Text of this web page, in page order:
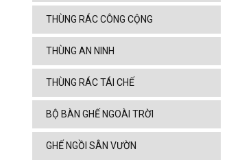
THÙNG RÁC CÔNG CỘNG
THÙNG AN NINH
THÙNG RÁC TÁI CHẾ
BỘ BÀN GHẾ NGOÀI TRỜI
GHẾ NGỒI SÂN VƯỜN